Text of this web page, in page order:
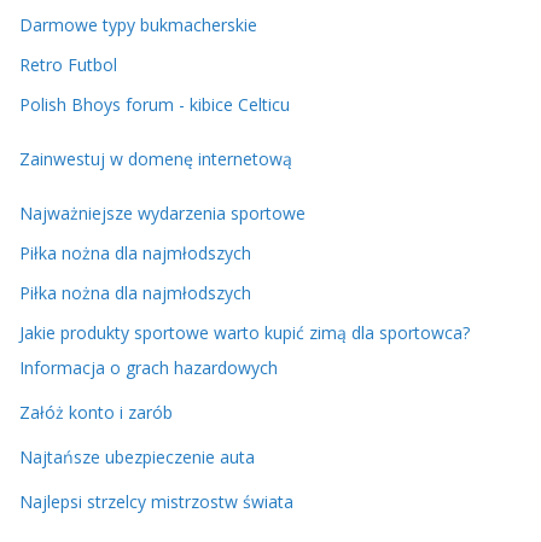
Darmowe typy bukmacherskie
Retro Futbol
Polish Bhoys forum - kibice Celticu
Zainwestuj w domenę internetową
Najważniejsze wydarzenia sportowe
Piłka nożna dla najmłodszych
Piłka nożna dla najmłodszych
Jakie produkty sportowe warto kupić zimą dla sportowca?
Informacja o grach hazardowych
Załóż konto i zarób
Najtańsze ubezpieczenie auta
Najlepsi strzelcy mistrzostw świata